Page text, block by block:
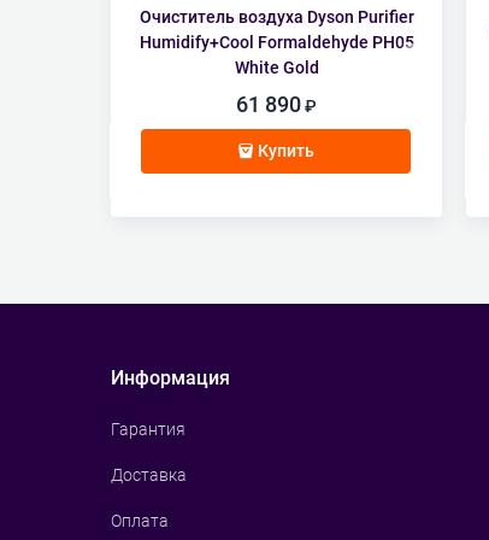
Очиститель воздуха Dyson Purifier
Humidify+Cool Formaldehyde PH05
White Gold
61 890
Купить
Информация
Гарантия
Доставка
Оплата